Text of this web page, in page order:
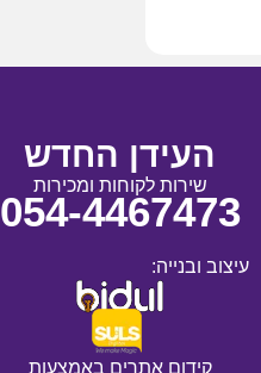
העידן החדש
שירות לקוחות ומכירות
054-4467473
עיצוב ובנייה:
קידום אתרים באמצעות